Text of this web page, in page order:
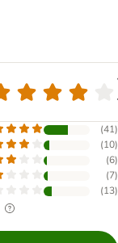
(41)
(10)
(6)
(7)
(13)